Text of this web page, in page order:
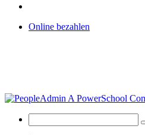
Online bezahlen